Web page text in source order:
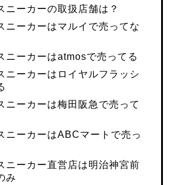
ニーカーの取扱店舗は？
ニーカーはマルイで売ってな
ニーカーはatmosで売ってる
ニーカーはロイヤルフラッシ
ニーカーは梅田阪急で売って
ニーカーはABCマートで売っ
ニーカー直営店は明治神宮前
み